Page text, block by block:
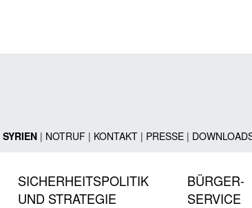
SYRIEN| NOTRUF| KONTAKT| PRESSE|
SICHERHEITSPOLITIK
UND STRATEGIE
BÜRGER-
SERVICE